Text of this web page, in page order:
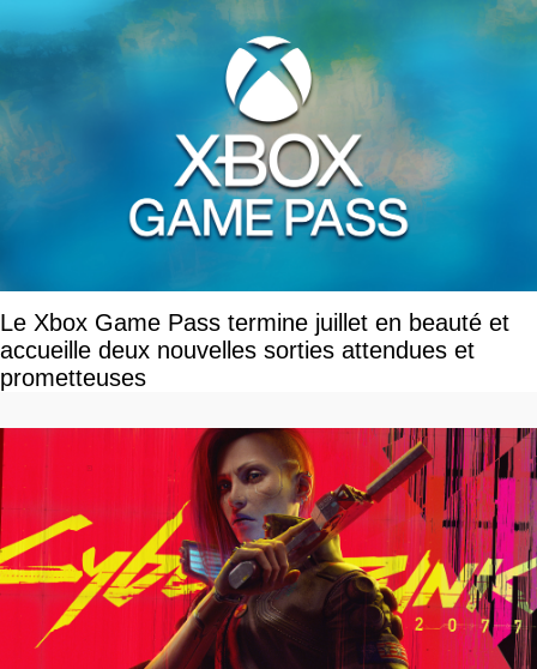
Le Xbox Game Pass termine juillet en beauté et
accueille deux nouvelles sorties attendues et
prometteuses